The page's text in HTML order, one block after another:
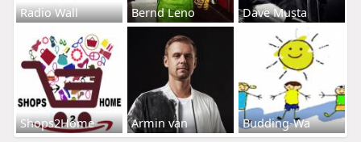
Radio Wall Bernd Leno Dave Musta
Shops2Home Armin van Budding-Wa